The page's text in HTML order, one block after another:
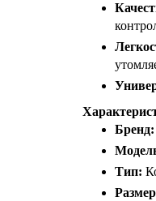
Бренд:
Тип: